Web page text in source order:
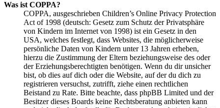
Was ist COPPA?
COPPA, ausgeschrieben Children’s Online Privacy Protection
Act of 1998 (deutsch: Gesetz zum Schutz der Privatsphäre
von Kindern im Internet von 1998) ist ein Gesetz in den
USA, welches festlegt, dass Websites, die möglicherweise
persönliche Daten von Kindern unter 13 Jahren erheben,
hierzu die Zustimmung der Eltern beziehungsweise des oder
der Erziehungsberechtigten benötigen. Wenn du dir unsicher
bist, ob dies auf dich oder die Website, auf der du dich zu
registrieren versuchst, zutrifft, ziehe einen rechtlichen
Beistand zu Rate. Bitte beachte, dass phpBB Limited und der
Besitzer dieses Boards keine Rechtsberatung anbieten kann